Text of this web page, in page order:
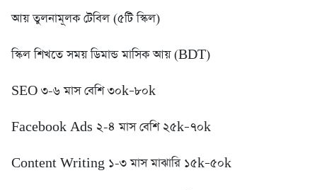
আয় তুলনামূলক টেবিল (৫টি স্কিল)
স্কিল শিখতে সময় ডিমান্ড মাসিক আয় (BDT)
SEO ৩-৬ মাস বেশি ৩০k–৮০k
Facebook Ads ২-৪ মাস বেশি ২৫k–৭০k
Content Writing ১-৩ মাস মাঝারি ১৫k–৫০k